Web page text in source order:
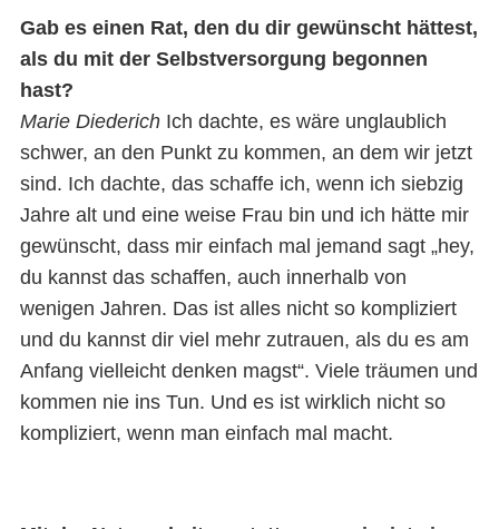
Gab es einen Rat, den du dir gewünscht hättest,
als du mit der Selbstversorgung begonnen
hast?
Marie Diederich Ich dachte, es wäre unglaublich
schwer, an den Punkt zu kommen, an dem wir jetzt
sind. Ich dachte, das schaffe ich, wenn ich siebzig
Jahre alt und eine weise Frau bin und ich hätte mir
gewünscht, dass mir einfach mal jemand sagt „hey,
du kannst das schaffen, auch innerhalb von
wenigen Jahren. Das ist alles nicht so kompliziert
und du kannst dir viel mehr zutrauen, als du es am
Anfang vielleicht denken magst“. Viele träumen und
kommen nie ins Tun. Und es ist wirklich nicht so
kompliziert, wenn man einfach mal macht.